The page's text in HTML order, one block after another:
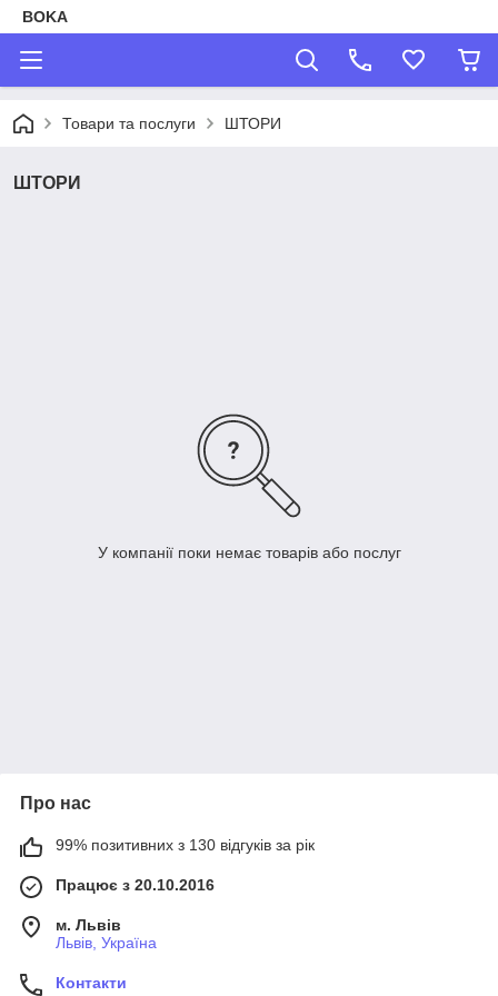
BOKA
Товари та послуги ШТОРИ
ШТОРИ
У компанії поки немає товарів або послуг
Про нас
99% позитивних з 130 відгуків за рік
Працює з 20.10.2016
м. Львів
Львів, Україна
Контакти